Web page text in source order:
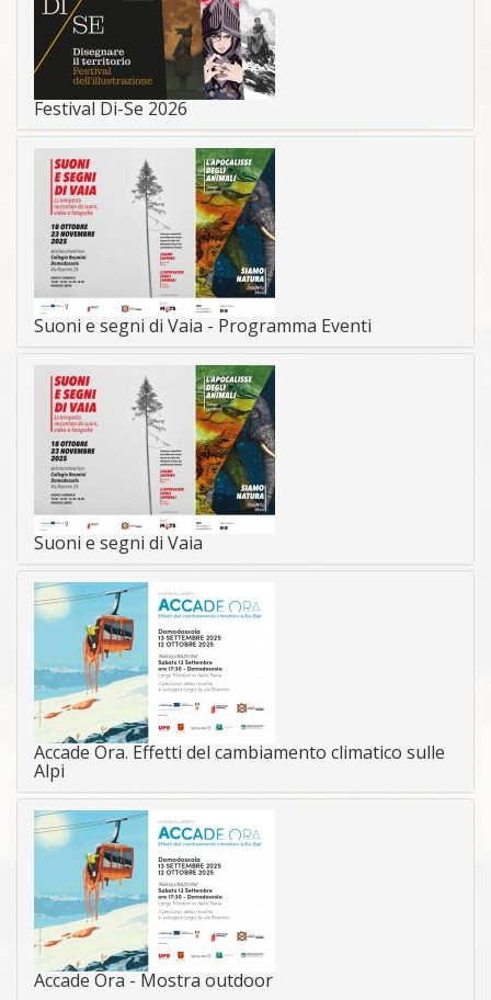
Festival Di-Se 2026
Suoni e segni di Vaia - Programma Eventi
Suoni e segni di Vaia
Accade Ora. Effetti del cambiamento climatico sulle
Alpi
Accade Ora - Mostra outdoor